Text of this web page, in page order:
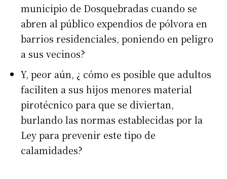
municipio de Dosquebradas cuando se
abren al público expendios de pólvora en
barrios residenciales, poniendo en peligro
a sus vecinos?
Y, peor aún, ¿ cómo es posible que adultos
faciliten a sus hijos menores material
pirotécnico para que se diviertan,
burlando las normas establecidas por la
Ley para prevenir este tipo de
calamidades?